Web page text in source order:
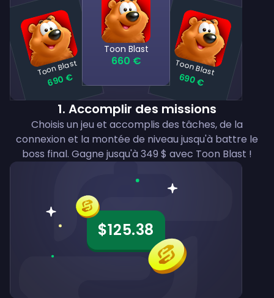
Toon Blast
690 €
Toon Blast
660 € Toon Blast
690 €
1. Accomplir des missions
Choisis un jeu et accomplis des tâches, de la
connexion et la montée de niveau jusqu'à battre le
boss final. Gagne jusqu'à 349 $ avec Toon Blast !
$125.38